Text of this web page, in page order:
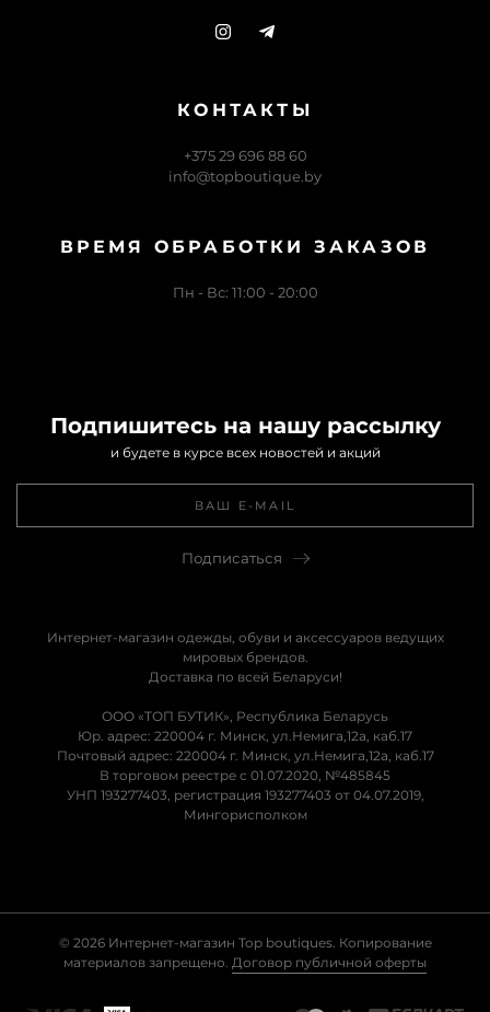
КОНТАКТЫ
+375 29 696 88 60
info@topboutique.by
ВРЕМЯ ОБРАБОТКИ ЗАКАЗОВ
Пн - Вс: 11:00 - 20:00
Подпишитесь на нашу рассылку
и будете в курсе всех новостей и акций
Подписаться
Интернет-магазин одежды, обуви и аксессуаров ведущих
мировых брендов.
Доставка по всей Беларуси!
ООО «ТОП БУТИК», Республика Беларусь
Юр. адрес: 220004 г. Минск, ул.Немига,12а, каб.17
Почтовый адрес: 220004 г. Минск, ул.Немига,12а, каб.17
В торговом реестре с 01.07.2020, №485845
УНП 193277403, регистрация 193277403 от 04.07.2019,
Мингорисполком
© 2026 Интернет-магазин Top boutiques. Копирование
материалов запрещено. Договор публичной оферты